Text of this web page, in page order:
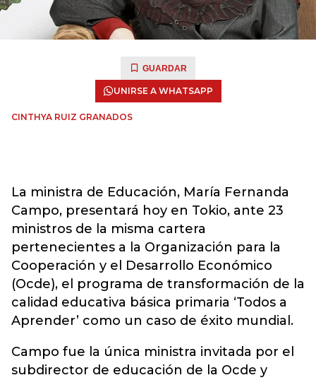
GUARDAR
UNIRSE A WHATSAPP
CINTHYA RUIZ GRANADOS
La ministra de Educación, María Fernanda
Campo, presentará hoy en Tokio, ante 23
ministros de la misma cartera
pertenecientes a la Organización para la
Cooperación y el Desarrollo Económico
(Ocde), el programa de transformación de la
calidad educativa básica primaria ‘Todos a
Aprender’ como un caso de éxito mundial.
Campo fue la única ministra invitada por el
subdirector de educación de la Ocde y